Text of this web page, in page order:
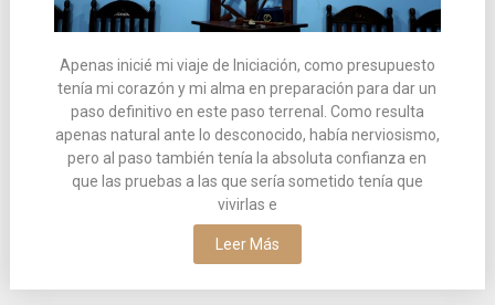
Apenas inicié mi viaje de Iniciación, como presupuesto
tenía mi corazón y mi alma en preparación para dar un
paso definitivo en este paso terrenal. Como resulta
apenas natural ante lo desconocido, había nerviosismo,
pero al paso también tenía la absoluta confianza en
que las pruebas a las que sería sometido tenía que
vivirlas e
Leer Más